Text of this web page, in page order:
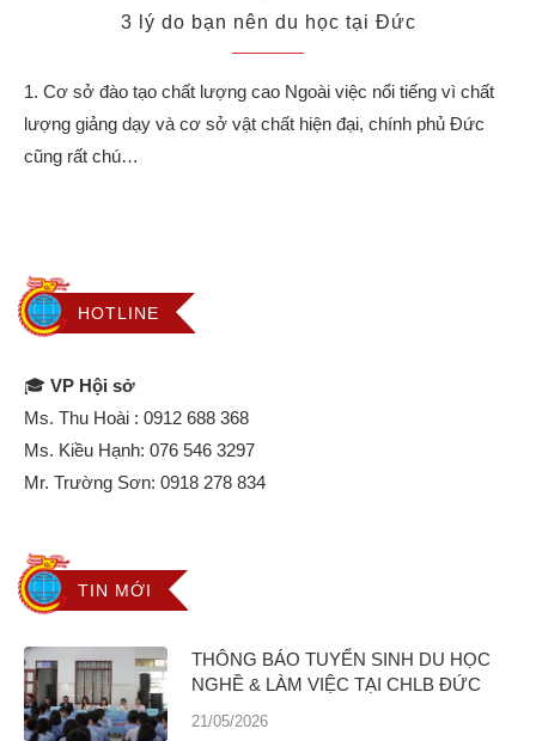
3 lý do bạn nên du học tại Đức
1. Cơ sở đào tạo chất lượng cao Ngoài việc nổi tiếng vì chất
lượng giảng dạy và cơ sở vật chất hiện đại, chính phủ Đức
cũng rất chú…
HOTLINE
🎓 VP Hội sở
Ms. Thu Hoài : 0912 688 368
Ms. Kiều Hạnh: 076 546 3297
Mr. Trường Sơn: 0918 278 834
TIN MỚI
THÔNG BÁO TUYỂN SINH DU HỌC
NGHỀ & LÀM VIỆC TẠI CHLB ĐỨC
21/05/2026